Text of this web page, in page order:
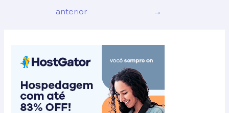
anterior
→